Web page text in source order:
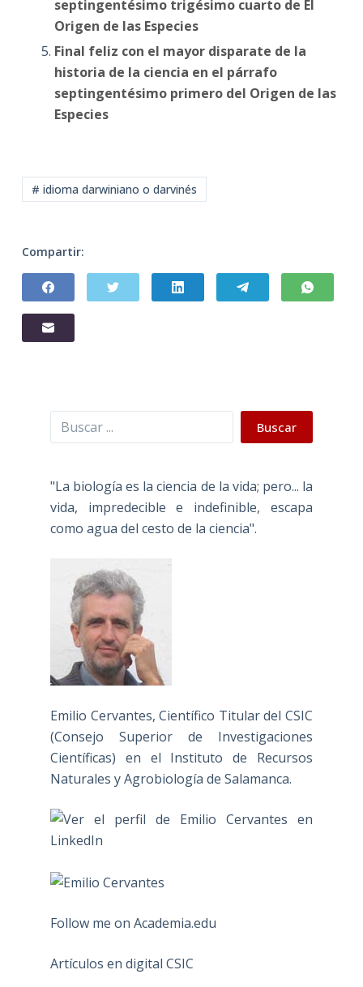
septingentésimo trigésimo cuarto de El
Origen de las Especies
Final feliz con el mayor disparate de la
historia de la ciencia en el párrafo
septingentésimo primero del Origen de las
Especies
# idioma darwiniano o darvinés
Compartir:
Buscar Buscar
"La biología es la ciencia de la vida; pero... la
vida, impredecible e indefinible, escapa
como agua del cesto de la ciencia".
Emilio Cervantes, Científico Titular del CSIC
(Consejo Superior de Investigaciones
Científicas) en el Instituto de Recursos
Naturales y Agrobiología de Salamanca.
Follow me on Academia.edu
Artículos en digital CSIC